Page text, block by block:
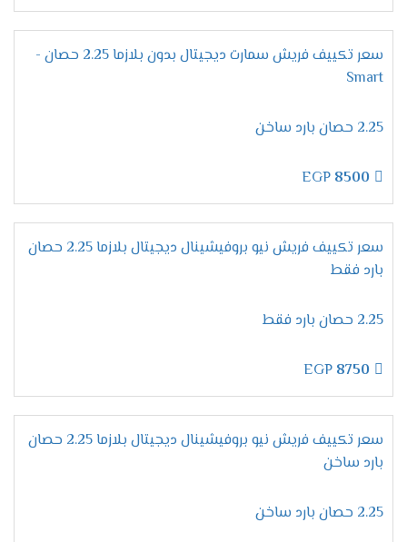
على كفاءة وتميز لأننا نستخدم غاز فريون R22 الجديد
يعرف بصديق البيئة وأيضا لا يسبب اى أضرار على
صحة المستهلك .
مميزات تكييف فريش بروفيشنال
تربو "ديجيتال بالبلازما 2024 ".
التميز بخاصية التشخيص
التطوير فى إمكانيات الجهاز من أهم المواصفات التى
وفرنا لكم الان فى فريش خاصية التشخيص الذاتى
التى نستخدمها لكى تظهر لنا جميع الاعطال التى
تحدث فى الجهاز ونستطيع من خلالها حل أى مشكله
الانفراد بخاصية وضع النوم
الجهاز الافضل فى الاسواق ولتلك السبب وفرنا لكم
الان فى خاصية التشغيل الاقتصادى أثناء النوم نقوم
بضبط الجهاز على درجة التبريد المطلوبة وعند الوصول
للمستوى المطلوب والمناسب لجسم الانسان خلال
النوم يقوم الجهاز بالتوقف اوتوماتيكيا دون ان يحتاج
الاستمتاع بالتنظيف
سعر تكييف فريش سمارت ديجيتال بدون بلازما 2.25 حصان -
Smart
2.25 حصان بارد ساخن
8500
سعر تكييف فريش نيو بروفيشينال ديجيتال بلازما 2.25 حصان
بارد فقط
2.25 حصان بارد فقط
8750
سعر تكييف فريش نيو بروفيشينال ديجيتال بلازما 2.25 حصان
بارد ساخن
2.25 حصان بارد ساخن